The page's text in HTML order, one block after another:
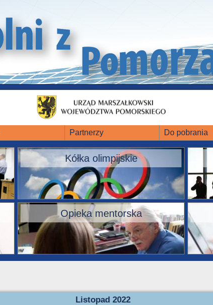
Partnerzy Do pobrania
Kółka olimpijskie
Opieka mentorska
Listopad 2022